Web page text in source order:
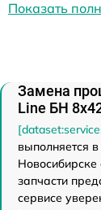
Показать
Замена
Line БН
выполняется
запчасти
сервисе